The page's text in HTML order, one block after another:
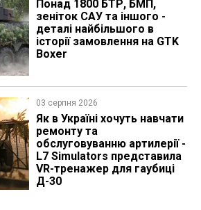
Понад 1800 БТР, БМП,
зеніток САУ та іншого -
деталі найбільшого в
історії замовлення на GTK
Boxer
03 серпня 2026
Як в Україні хочуть навчати
ремонту та
обслуговуванню артилерії -
L7 Simulators представила
VR-тренажер для гаубиці
Д-30